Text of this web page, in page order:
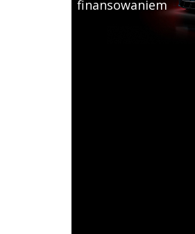
finansowaniem